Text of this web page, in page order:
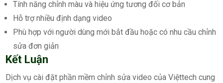
Tính năng chỉnh màu và hiệu ứng tương đối cơ bản
Hỗ trợ nhiều định dạng video
Phù hợp với người dùng mới bắt đầu hoặc có nhu cầu chỉnh
sửa đơn giản
Kết Luận
Dịch vụ cài đặt phần mềm chỉnh sửa video của Việttech cung